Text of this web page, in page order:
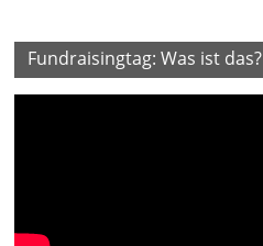
Fundraisingtag: Was ist das?